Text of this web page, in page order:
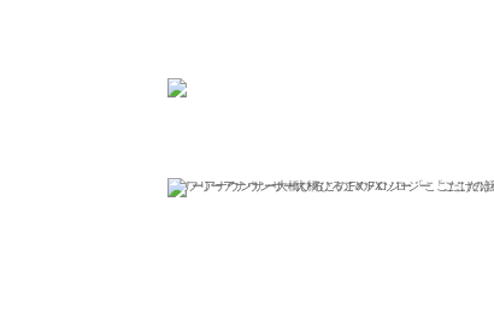
ひろこの“ボラタイル”な日々
フリーアナウンサー大橋ひろこのFXソロジー「ここだけの